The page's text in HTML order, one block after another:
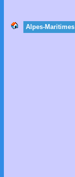
Alpes-Maritimes